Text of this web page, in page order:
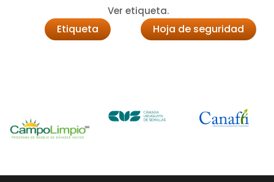
Ver etiqueta.
Etiqueta Hoja de seguridad